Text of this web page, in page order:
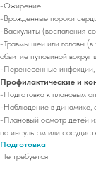
-Ожирение.
-Врожденные пороки
-Васкулиты (воспаления
-Травмы шеи или головы
обвитие пуповиной вокруг
-Перенесенные инфекции,
Профилактические и
-Подготовка к плановым
-Наблюдение в динамике,
-Плановый осмотр детей
по инсультам или
Подготовка
Не требуется